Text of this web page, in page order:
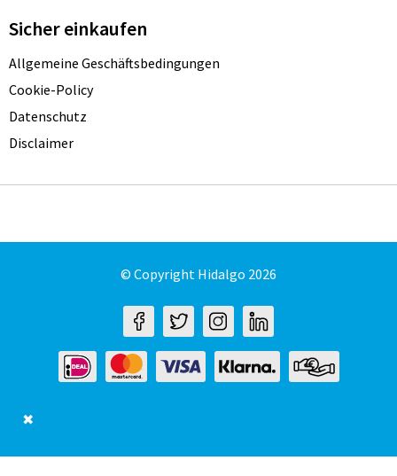
Sicher einkaufen
Allgemeine Geschäftsbedingungen
Cookie-Policy
Datenschutz
Disclaimer
© Copyright Hidalgo 2026
✖